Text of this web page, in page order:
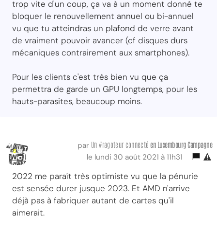
trop vite d'un coup, ça va à un moment donné te
bloquer le renouvellement annuel ou bi-annuel
vu que tu atteindras un plafond de verre avant
de vraiment pouvoir avancer (cf disques durs
mécaniques contrairement aux smartphones).
Pour les clients c'est très bien vu que ça
permettra de garde un GPU longtemps, pour les
hauts-parasites, beaucoup moins.
par Un #ragoteur connecté en Luxembourg Campagne
le lundi 30 août 2021 à 11h31
2022 me paraît très optimiste vu que la pénurie
est sensée durer jusque 2023. Et AMD n'arrive
déjà pas à fabriquer autant de cartes qu'il
aimerait.